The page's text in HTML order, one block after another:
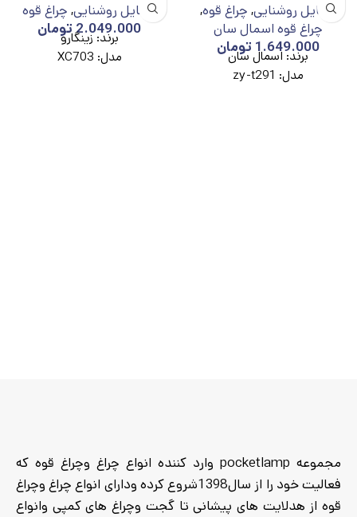
وسایل روشنایی, چراغ قوه,
چراغ قوه اسمال سان
1.649.000 تومان
برند: اسمال سان
مدل: zy-t291
وسایل روشنایی, چراغ قوه
2.049.000تومانبرند: زینگارو
مدل: XC703
مجموعه pocketlamp وارد کننده انواع چراغ وچراغ قوه که
فعالیت خود را از سال1398شروع کرده ودارای انواع چراغ وچراغ
قوه از هدلایت های پیشانی تا گجت وچراغ های کمپی وانواع